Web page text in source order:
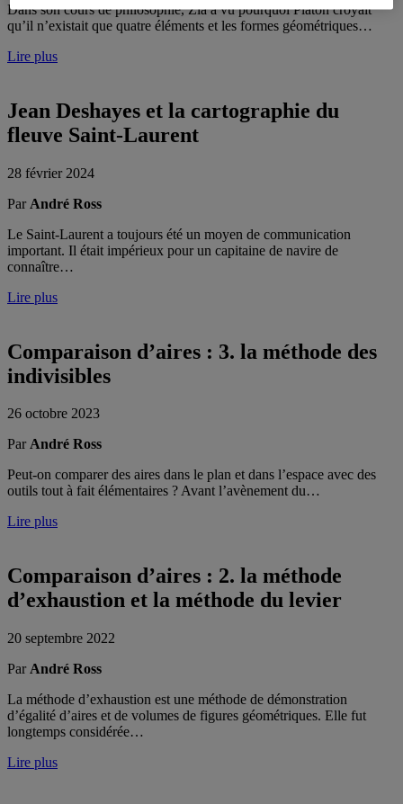
Dans son cours de philosophie, Zia a vu pourquoi Platon croyait
qu’il n’existait que quatre éléments et les formes géométriques…
Lire plus
Jean Deshayes et la cartographie du
fleuve Saint-Laurent
28 février 2024
Par André Ross
Le Saint-Laurent a toujours été un moyen de communication
important. Il était impérieux pour un capitaine de navire de
connaître…
Lire plus
Comparaison d’aires : 3. la méthode des
indivisibles
26 octobre 2023
ParAndré Ross
Peut-on comparer des aires dans le plan et dans l’espace avec des
outils tout à fait élémentaires ? Avant l’avènement du…
Lire plus
Comparaison d’aires : 2. la méthode
d’exhaustion et la méthode du levier
20 septembre 2022
Par André Ross
La méthode d’exhaustion est une méthode de démonstration
d’égalité d’aires et de volumes de figures géométriques. Elle fut
longtemps considérée…
Lire plus